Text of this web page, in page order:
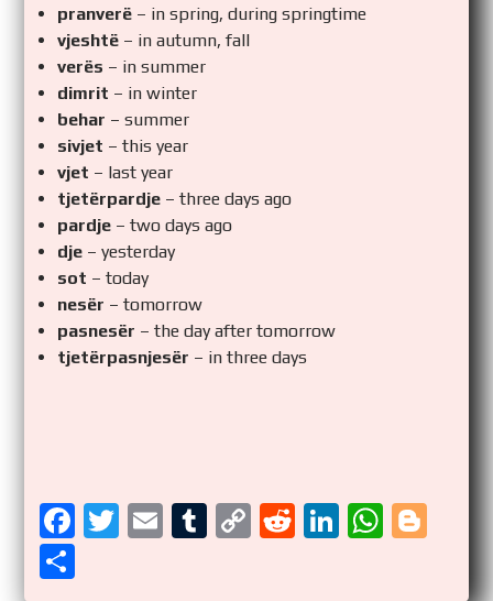
pranverë – in spring, during springtime
vjeshtë – in autumn, fall
verës – in summer
dimrit – in winter
behar – summer
sivjet – this year
vjet – last year
tjetërpardje – three days ago
pardje – two days ago
dje – yesterday
sot – today
nesër – tomorrow
pasnesër – the day after tomorrow
tjetërpasnjesër – in three days
F
T
E
T
C
R
Li
W